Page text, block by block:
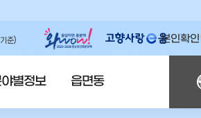
준) 본인확인
별정보 읍면동